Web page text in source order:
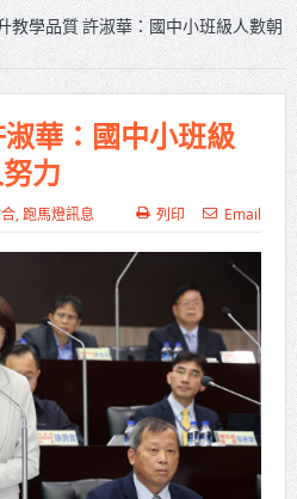
級！8月31日補助
！萬大線動態測試
視察
園區產業設施公共
會
中心」市長陳其
各界貴賓共同揭幕
教學品質 許淑華：國中小班級人數朝
華：國中小班級
力
, 跑馬燈訊息 列印 Email